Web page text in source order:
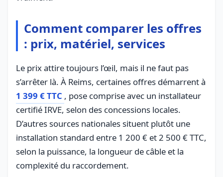
Comment comparer les offres
: prix, matériel, services
Le prix attire toujours l’œil, mais il ne faut pas
s’arrêter là. À Reims, certaines offres démarrent à
1 399 € TTC , pose comprise avec un installateur
certifié IRVE, selon des concessions locales.
D’autres sources nationales situent plutôt une
installation standard entre 1 200 € et 2 500 € TTC,
selon la puissance, la longueur de câble et la
complexité du raccordement.